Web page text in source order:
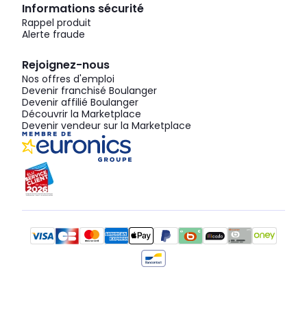
Informations sécurité
Rappel produit
Alerte fraude
Rejoignez-nous
Nos offres d'emploi
Devenir franchisé Boulanger
Devenir affilié Boulanger
Découvrir la Marketplace
Devenir vendeur sur la Marketplace